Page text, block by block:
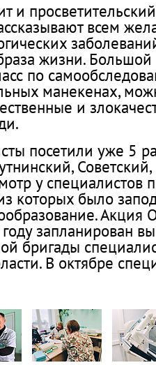
и
всем
жизни.
по
манекенах,
и
посетили уже 5
у специалистов
которых было
Акция
запланирован
бригады
В октябре